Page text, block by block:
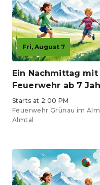
Fri, August 7
Ein Nachmittag
Feuerwehr ab 7
Starts at 2:00 PM
Feuerwehr Grünau im
Almtal